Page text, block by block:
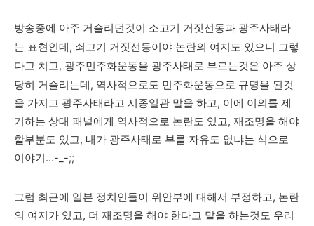
방송중에 아주 거슬리던것이 소고기 거짓선동과 광주사태라
는 표현인데, 쇠고기 거짓선동이야 논란의 여지도 있으니 그렇
다고 치고, 광주민주화운동을 광주사태로 부르는것은 아주 상
당히 거슬리는데, 역사적으로도 민주화운동으로 규명을 된것
을 가지고 광주사태라고 시종일관 말을 하고, 이에 이의를 제
기하는 상대 패널에게 역사적으로 논란도 있고, 재조명을 해야
할부분도 있고, 내가 광주사태로 부를 자유도 없냐는 식으로
이야기...-_-;;
그럼 최근에 일본 정치인들이 위안부에 대해서 부정하고, 논란
의 여지가 있고, 더 재조명을 해야 한다고 말을 하는것도 우리